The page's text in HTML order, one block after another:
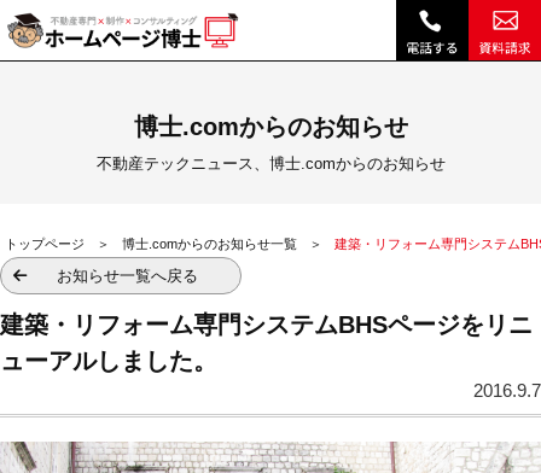
建築・リフォーム専門システムBHSページをリニューアルしました。|｜不動産テックニュース、博士.comからのお知らせ｜不動産ホームページ制作、顧客管理・営業支援システム、不動産SEO、博士クラウドRHS
博士.comからのお知らせ
不動産テックニュース、博士.comからのお知らせ
トップページ 博士.comからのお知らせ一覧 建築・リフォーム専門システム
お知らせ一覧へ戻る
建築・リフォーム専門システムBHSページをリニ
ューアルしました。
2016.9.7